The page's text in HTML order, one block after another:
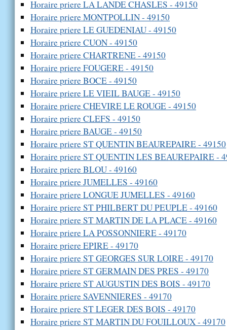
Horaire priere LA LANDE CHASLES - 49150
Horaire priere MONTPOLLIN - 49150
Horaire priere LE GUEDENIAU - 49150
Horaire priere CUON - 49150
Horaire priere CHARTRENE - 49150
Horaire priere FOUGERE - 49150
Horaire priere BOCE - 49150
Horaire priere LE VIEIL BAUGE - 49150
Horaire priere CHEVIRE LE ROUGE - 49150
Horaire priere CLEFS - 49150
Horaire priere BAUGE - 49150
Horaire priere ST QUENTIN BEAUREPAIRE - 49150
Horaire priere ST QUENTIN LES BEAUREPAIRE -
Horaire priere BLOU - 49160
Horaire priere JUMELLES - 49160
Horaire priere LONGUE JUMELLES - 49160
Horaire priere ST PHILBERT DU PEUPLE - 49160
Horaire priere ST MARTIN DE LA PLACE - 49160
Horaire priere LA POSSONNIERE - 49170
Horaire priere EPIRE - 49170
Horaire priere ST GEORGES SUR LOIRE - 49170
Horaire priere ST GERMAIN DES PRES - 49170
Horaire priere ST AUGUSTIN DES BOIS - 49170
Horaire priere SAVENNIERES - 49170
Horaire priere ST LEGER DES BOIS - 49170
Horaire priere ST MARTIN DU FOUILLOUX - 49170